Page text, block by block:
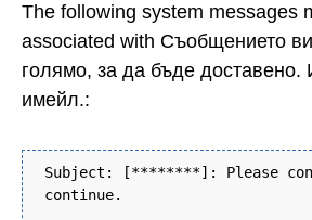
The following system messages
associated with Съобщението
голямо, за да бъде доставено.
имейл.:
Subject: [********]: Please
continue.